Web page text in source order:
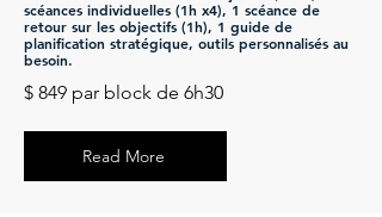
scéances individuelles (1h x4), 1 scéance de
retour sur les objectifs (1h), 1 guide de
planification stratégique, outils personnalisés au
besoin.
$ 849 par block de 6h30
Read More